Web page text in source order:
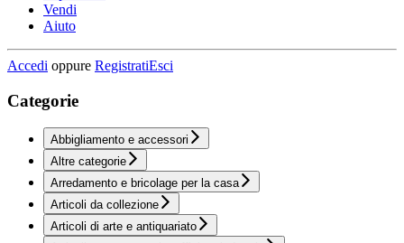
Vendi
Aiuto
Accedi oppure RegistratiEsci
Categorie
Abbigliamento e accessori
Altre categorie
Arredamento e bricolage per la casa
Articoli da collezione
Articoli di arte e antiquariato